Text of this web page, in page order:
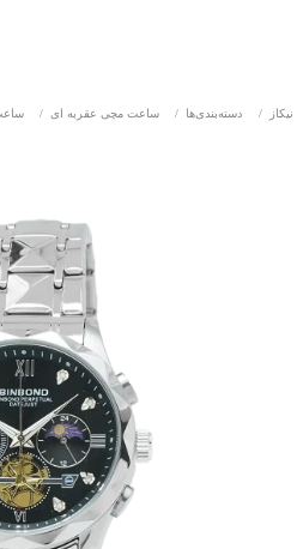
نیکاز / دسته‌بندی‌ها / ساعت مچی عقربه ای /